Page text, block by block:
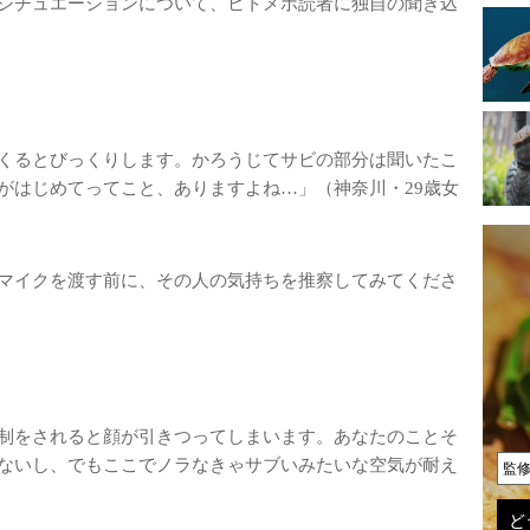
るとびっくりします。かろうじてサビの部分は聞いたこ
はじめてってこと、ありますよね…」（神奈川・29歳女
イクを渡す前に、その人の気持ちを推察してみてくださ
をされると顔が引きつってしまいます。あなたのことそ
いし、でもここでノラなきゃサブいみたいな空気が耐え
監